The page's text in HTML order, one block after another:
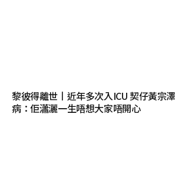
黎彼得離世丨近年多次入ICU 契仔黃宗
病：佢瀟灑一生唔想大家唔開心